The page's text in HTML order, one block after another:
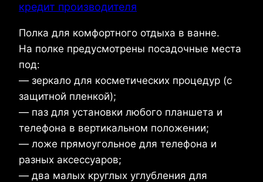
кредит производителя
Полка для комфортного отдыха в ванне.
На полке предусмотрены посадочные места
под:
— зеркало для косметических процедур (с
защитной пленкой);
— паз для установки любого планшета и
телефона в вертикальном положении;
— ложе прямоугольное для телефона и
разных аксессуаров;
— два малых круглых углубления для